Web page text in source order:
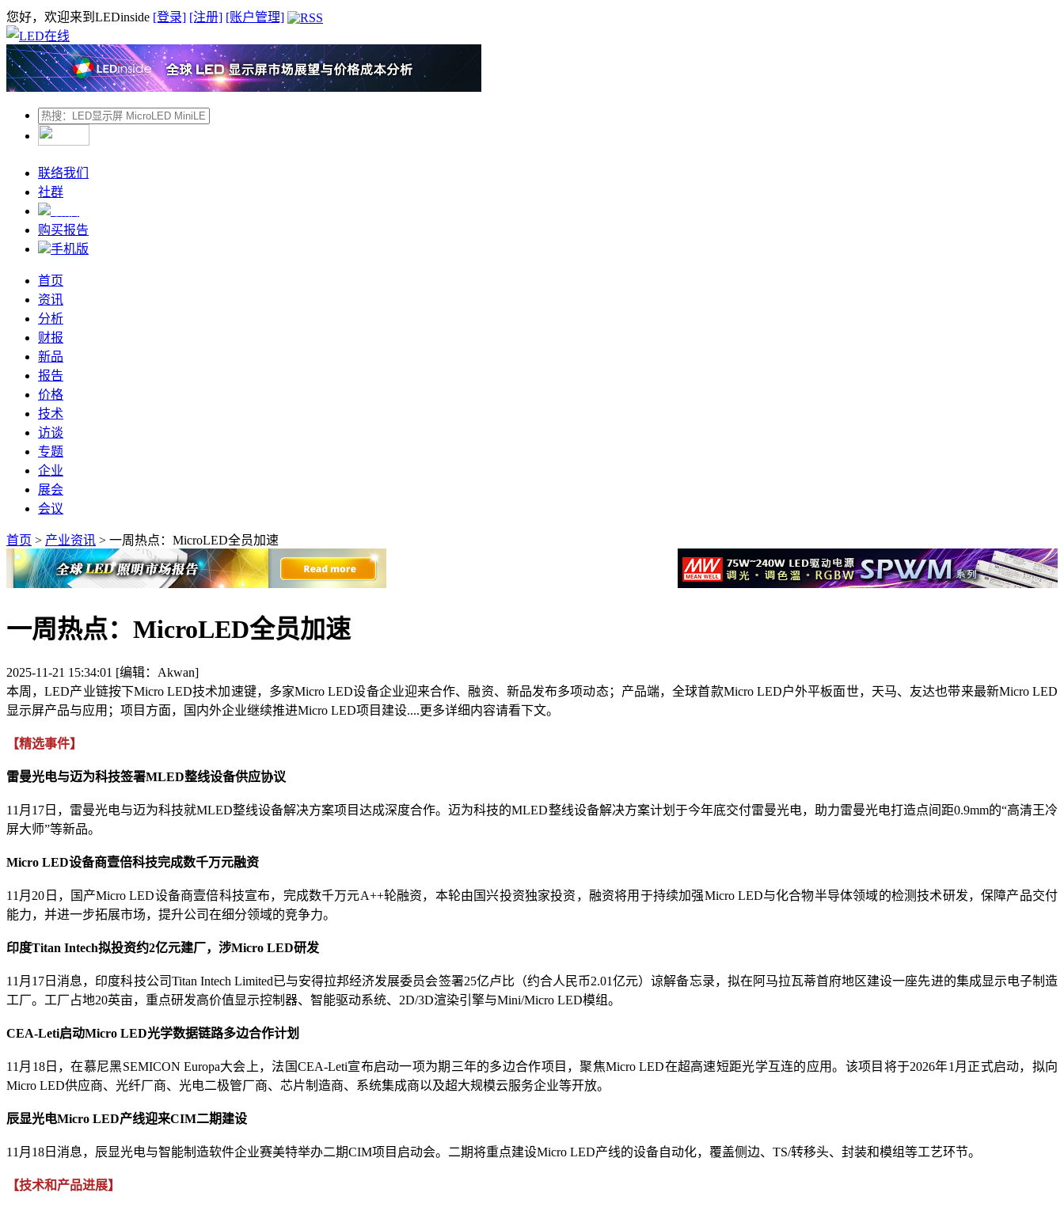
您好，欢迎来到LEDinside [登录] [注册] [账户管理]
联络我们
社群
购买报告
手机版
首页
资讯
分析
财报
新品
报告
价格
技术
访谈
专题
企业
展会
会议
首页 > 产业资讯 > 一周热点：MicroLED全员加速
一周热点：MicroLED全员加速
2025-11-21 15:34:01 [编辑：Akwan]
本周，LED产业链按下Micro LED技术加速键，多家Micro LED设备企业迎来合作、融资、新品发布多项动态；产品端，全球首款Micro LED户外平板面世，天马、友达也带来最新Micro LED
显示屏产品与应用；项目方面，国内外企业继续推进Micro LED项目建设....更多详细内容请看下文。
【精选事件】
雷曼光电与迈为科技签署MLED整线设备供应协议
11月17日，雷曼光电与迈为科技就MLED整线设备解决方案项目达成深度合作。迈为科技的MLED整线设备解决方案计划于今年底交付雷曼光电，助力雷曼光电打造点间距0.9mm的“高清王冷
屏大师”等新品。
Micro LED设备商壹倍科技完成数千万元融资
11月20日，国产Micro LED设备商壹倍科技宣布，完成数千万元A++轮融资，本轮由国兴投资独家投资，融资将用于持续加强Micro LED与化合物半导体领域的检测技术研发，保障产品交付
能力，并进一步拓展市场，提升公司在细分领域的竞争力。
印度Titan Intech拟投资约2亿元建厂，涉Micro LED研发
11月17日消息，印度科技公司Titan Intech Limited已与安得拉邦经济发展委员会签署25亿卢比（约合人民币2.01亿元）谅解备忘录，拟在阿马拉瓦蒂首府地区建设一座先进的集成显示电子制造
工厂。工厂占地20英亩，重点研发高价值显示控制器、智能驱动系统、2D/3D渲染引擎与Mini/Micro LED模组。
CEA-Leti启动Micro LED光学数据链路多边合作计划
11月18日，在慕尼黑SEMICON Europa大会上，法国CEA-Leti宣布启动一项为期三年的多边合作项目，聚焦Micro LED在超高速短距光学互连的应用。该项目将于2026年1月正式启动，拟向
Micro LED供应商、光纤厂商、光电二极管厂商、芯片制造商、系统集成商以及超大规模云服务企业等开放。
辰显光电Micro LED产线迎来CIM二期建设
11月18日消息，辰显光电与智能制造软件企业赛美特举办二期CIM项目启动会。二期将重点建设Micro LED产线的设备自动化，覆盖侧边、TS/转移头、封装和模组等工艺环节。
【技术和产品进展】